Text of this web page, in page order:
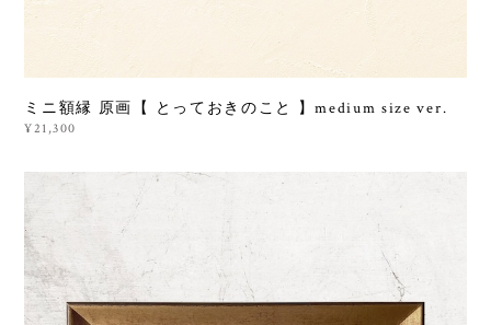
ミニ額縁 原画【 とっておきのこと 】medium size ver.
¥21,300